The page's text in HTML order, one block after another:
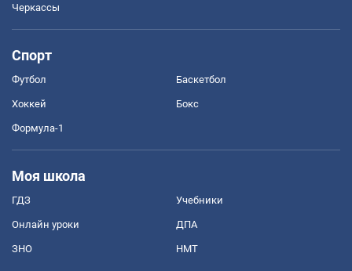
Черкассы
Спорт
Футбол Баскетбол
Хоккей Бокс
Формула-1
Моя школа
ГДЗ Учебники
Онлайн уроки ДПА
ЗНО НМТ